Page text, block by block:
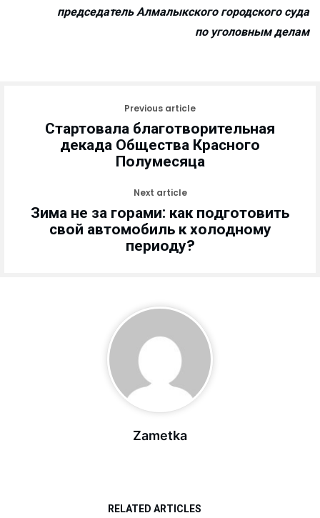
председатель Алмалыкского городского суда
по уголовным делам
Previous article
Стартовала благотворительная
декада Общества Красного
Полумесяца
Next article
Зима не за горами: как подготовить
свой автомобиль к холодному
периоду?
Zametka
RELATED ARTICLES